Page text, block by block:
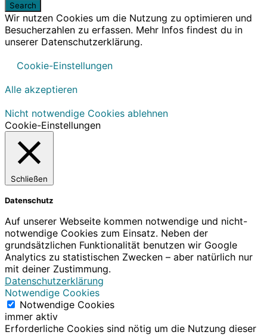
Wir nutzen Cookies um die Nutzung zu optimieren und
Besucherzahlen zu erfassen. Mehr Infos findest du in
unserer Datenschutzerklärung.
Cookie-Einstellungen
Alle akzeptieren
Nicht notwendige Cookies ablehnen
Cookie-Einstellungen
Schließen
Datenschutz
Auf unserer Webseite kommen notwendige und nicht-
notwendige Cookies zum Einsatz. Neben der
grundsätzlichen Funktionalität benutzen wir Google
Analytics zu statistischen Zwecken – aber natürlich nur
mit deiner Zustimmung.
Datenschutzerklärung
Notwendige Cookies
Notwendige Cookies
immer aktiv
Erforderliche Cookies sind nötig um die Nutzung dieser